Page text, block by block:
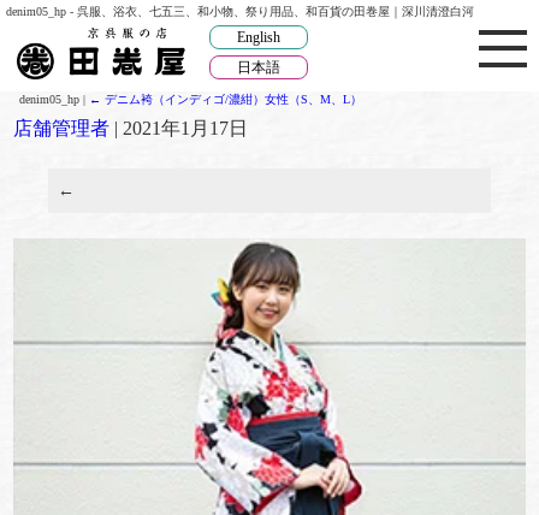
denim05_hp - 呉服、浴衣、七五三、和小物、祭り用品、和百貨の田巻屋｜深川清澄白河
English
日本語
denim05_hp| ←デニム袴（インディゴ/濃紺）女性（S、M、L）
店舗管理者 | 2021年1月17日
←